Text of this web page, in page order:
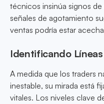
técnicos insinúa signos
señales de agotamiento
ventas podría estar
Identificando
A medida que los traders
inestable, su mirada está
vitales. Los niveles clave